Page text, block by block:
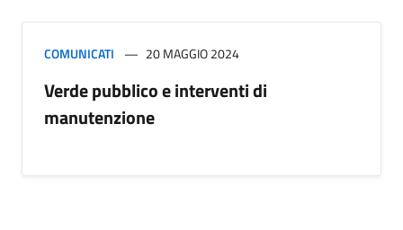
COMUNICATI 20 MAGGIO 2024
Verde pubblico e interventi di
manutenzione